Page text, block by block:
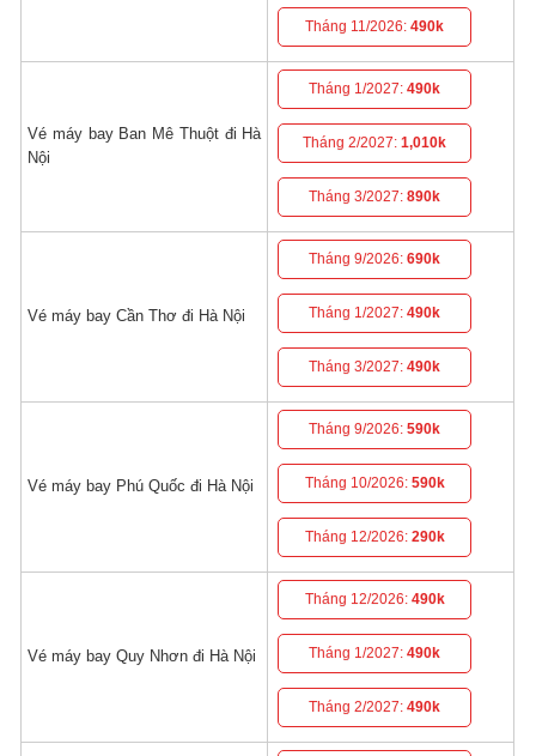
Tháng 11/2026:490k
Vé máy bay Ban Mê Thuột đi Hà
Nội
Tháng 1/2027:490k
Tháng 2/2027:1,010k
Tháng 3/2027:890k
Vé máy bay Cần Thơ đi Hà Nội
Tháng 9/2026:690k
Tháng 1/2027:490k
Tháng 3/2027:490k
Vé máy bay Phú Quốc đi Hà Nội
Tháng 9/2026:590k
Tháng 10/2026: 590k
Tháng 12/2026: 290k
Vé máy bay Quy Nhơn đi Hà Nội
Tháng 12/2026: 490k
Tháng 1/2027:490k
Tháng 2/2027:490k